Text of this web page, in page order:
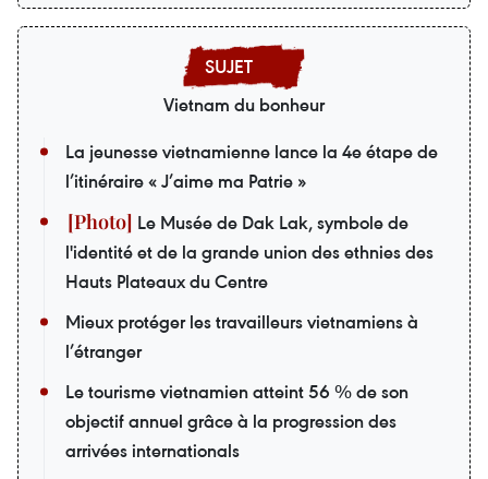
Vietnam du bonheur
La jeunesse vietnamienne lance la 4e étape de
l’itinéraire « J’aime ma Patrie »
Le Musée de Dak Lak, symbole de
l'identité et de la grande union des ethnies des
Hauts Plateaux du Centre
Mieux protéger les travailleurs vietnamiens à
l’étranger
Le tourisme vietnamien atteint 56 % de son
objectif annuel grâce à la progression des
arrivées internationals